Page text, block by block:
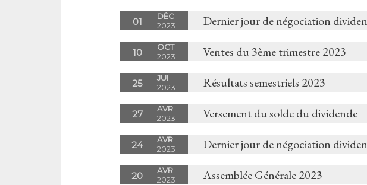
01
DÉC
2023
Dernier jour de négociation
10
OCT
2023
Ventes du 3ème trimestre 2023
25
JUI
2023
Résultats semestriels 2023
27
AVR
2023
Versement du solde du dividende
24
AVR
2023
Dernier jour de négociation
20
AVR
2023
Assemblée Générale 2023